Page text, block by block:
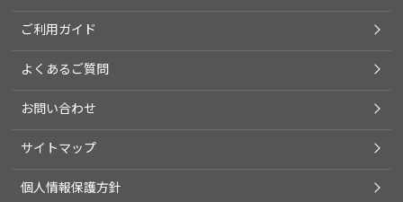
ご利用ガイド
よくあるご質問
お問い合わせ
サイトマップ
個人情報保護方針